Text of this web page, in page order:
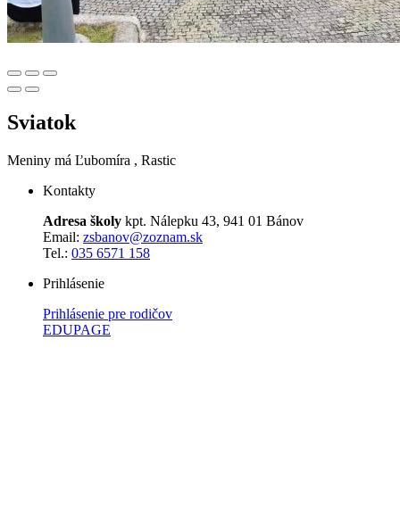
Sviatok
Meniny má Ľubomíra , Rastic
Kontakty
Adresa školy kpt. Nálepku 43, 941 01 Bánov
Email: zsbanov@zoznam.sk
Tel.: 035 6571 158
Prihlásenie
Prihlásenie pre rodičov
EDUPAGE